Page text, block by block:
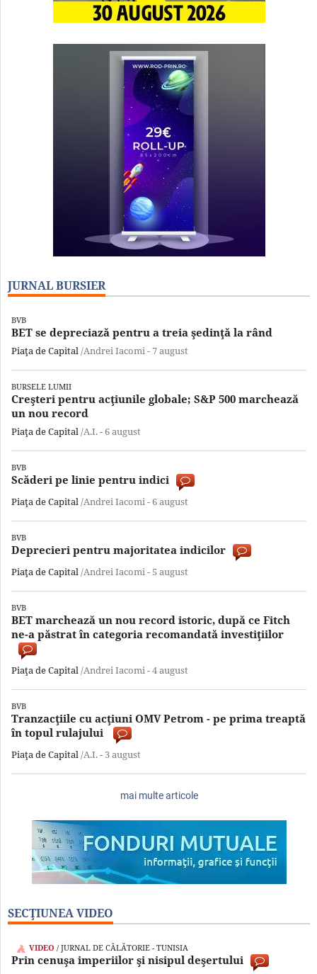
JURNAL BURSIER
BVB
BET se depreciază pentru a treia şedinţă la rând
Piaţa de Capital/Andrei Iacomi -7 august
BURSELE LUMII
Creşteri pentru acţiunile globale; S&P 500 marchează
un nou record
Piaţa de Capital/A.I. -6 august
BVB
Scăderi pe linie pentru indici
Piaţa de Capital/Andrei Iacomi -6 august
BVB
Deprecieri pentru majoritatea indicilor
Piaţa de Capital/Andrei Iacomi - 5 august
BVB
BET marchează un nou record istoric, după ce Fitch
ne-a păstrat în categoria recomandată investiţiilor
Piaţa de Capital/Andrei Iacomi -4 august
BVB
Tranzacţiile cu acţiuni OMV Petrom - pe prima treaptă
în topul rulajului
Piaţa de Capital/A.I. - 3 august
mai multe articole
SECŢIUNEA VIDEO
VIDEO / JURNAL DE CĂLĂTORIE - TUNISIA
Prin cenuşa imperiilor şi nisipul deşertului